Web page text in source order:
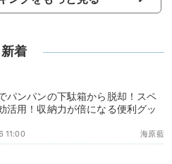
新着
パンパンの下駄箱から脱却！スペ
活用！収納力が倍になる便利グッ
海原藍
11:00